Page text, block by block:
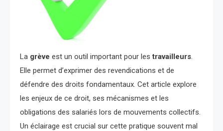
La grève est un outil important pour lestravailleurs.
Elle permet d’exprimer des revendications et de
défendre des droits fondamentaux. Cet article explore
les enjeux de ce droit, ses mécanismes et les
obligations des salariés lors de mouvements collectifs.
Un éclairage est crucial sur cette pratique souvent mal